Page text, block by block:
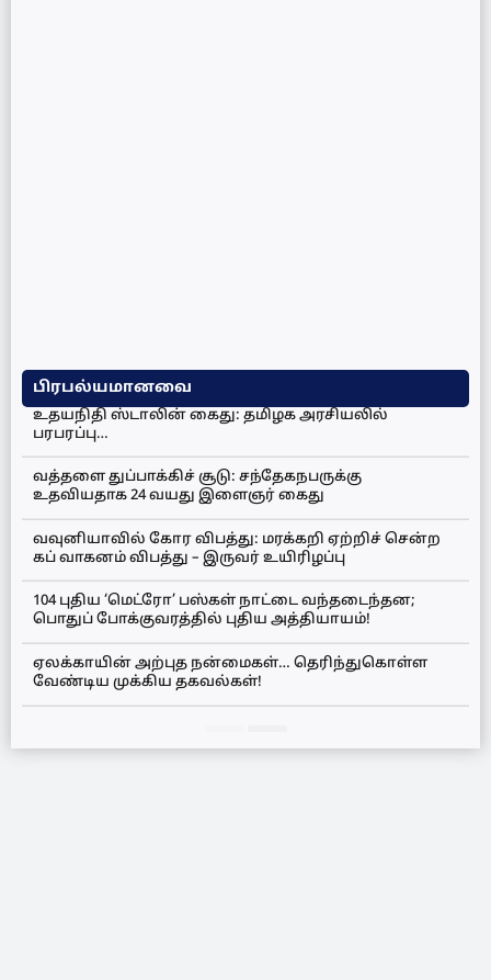
பிரபல்யமானவை
உதயநிதி ஸ்டாலின் கைது: தமிழக அரசியலில்
பரபரப்பு…
வத்தளை துப்பாக்கிச் சூடு: சந்தேகநபருக்கு
உதவியதாக 24 வயது இளைஞர் கைது
வவுனியாவில் கோர விபத்து: மரக்கறி ஏற்றிச் சென்ற
கப் வாகனம் விபத்து – இருவர் உயிரிழப்பு
104 புதிய ‘மெட்ரோ’ பஸ்கள் நாட்டை வந்தடைந்தன;
பொதுப் போக்குவரத்தில் புதிய அத்தியாயம்!
ஏலக்காயின் அற்புத நன்மைகள்… தெரிந்துகொள்ள
வேண்டிய முக்கிய தகவல்கள்!